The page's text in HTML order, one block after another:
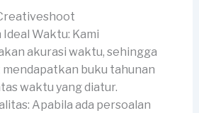
Waktu: Kami
akurasi waktu, sehingga
mendapatkan buku tahunan
waktu yang diatur.
Apabila ada persoalan